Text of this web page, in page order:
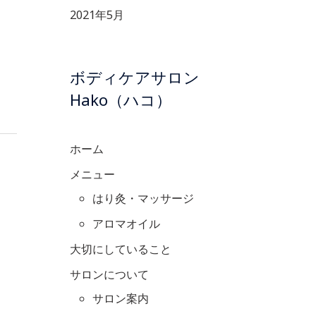
2021年5月
ボディケアサロン
Hako（ハコ）
ホーム
メニュー
はり灸・マッサージ
アロマオイル
大切にしていること
サロンについて
サロン案内